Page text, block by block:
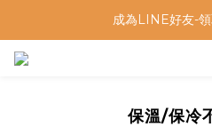
成為LINE好友-
保溫/保冷